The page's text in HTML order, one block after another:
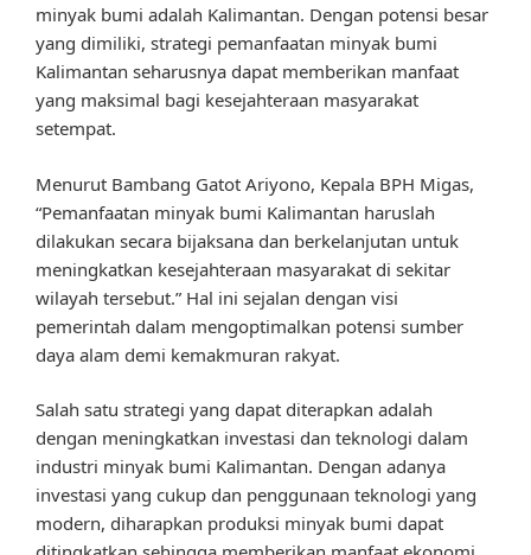
minyak bumi adalah Kalimantan. Dengan potensi besar
yang dimiliki, strategi pemanfaatan minyak bumi
Kalimantan seharusnya dapat memberikan manfaat
yang maksimal bagi kesejahteraan masyarakat
setempat.
Menurut Bambang Gatot Ariyono, Kepala BPH Migas,
“Pemanfaatan minyak bumi Kalimantan haruslah
dilakukan secara bijaksana dan berkelanjutan untuk
meningkatkan kesejahteraan masyarakat di sekitar
wilayah tersebut.” Hal ini sejalan dengan visi
pemerintah dalam mengoptimalkan potensi sumber
daya alam demi kemakmuran rakyat.
Salah satu strategi yang dapat diterapkan adalah
dengan meningkatkan investasi dan teknologi dalam
industri minyak bumi Kalimantan. Dengan adanya
investasi yang cukup dan penggunaan teknologi yang
modern, diharapkan produksi minyak bumi dapat